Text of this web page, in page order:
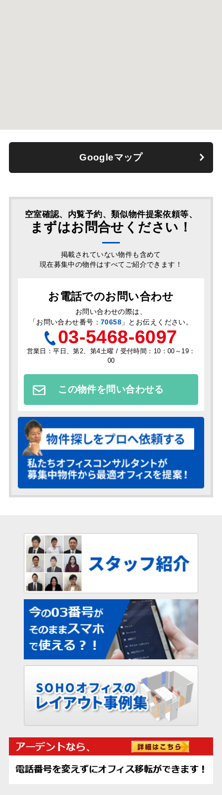
Googleマップ
空室確認、内覧予約、類似物件提案依頼等、
まずはお問合せください！
掲載されていない物件も含めて
現在募集中の物件はすべてご紹介できます！
お電話でのお問い合わせ
お問い合わせの際は、
「お問い合わせ番号： 70658 」とお伝えください。
03-5468-6097
営業日：平日、第2、第4土曜 / 受付時間：10：00～19：
00
この物件を問い合わせる